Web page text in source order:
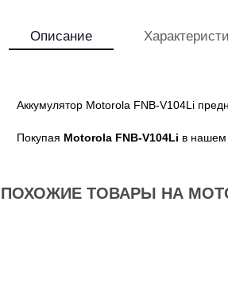
Описание
Аккумулятор Motorola FNB-V104Li
Покупая Motorola FNB-V104Li в нашем
ПОХОЖИЕ ТОВАРЫ НА